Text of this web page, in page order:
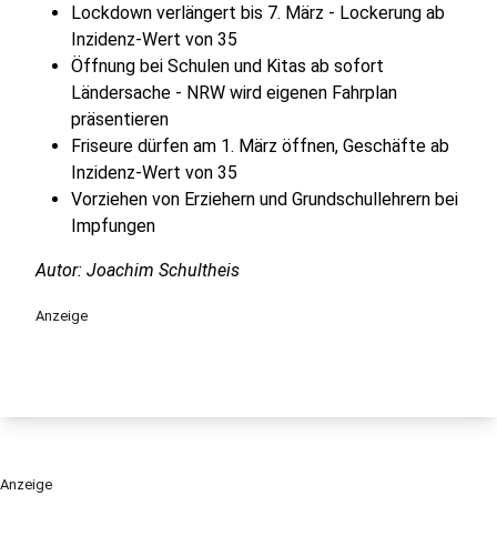
Lockdown verlängert bis 7. März - Lockerung ab
Inzidenz-Wert von 35
Öffnung bei Schulen und Kitas ab sofort
Ländersache - NRW wird eigenen Fahrplan
präsentieren
Friseure dürfen am 1. März öffnen, Geschäfte ab
Inzidenz-Wert von 35
Vorziehen von Erziehern und Grundschullehrern bei
Impfungen
Autor: Joachim Schultheis
Anzeige
Anzeige